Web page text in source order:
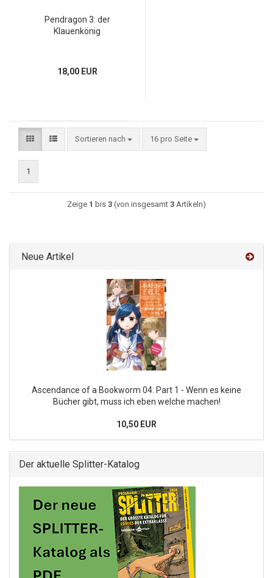
Pendragon 3: der
Klauenkönig
18,00 EUR
Sortieren nach 16 pro Seite
1
Zeige 1 bis 3 (von insgesamt 3 Artikeln)
Neue Artikel
Ascendance of a Bookworm 04: Part 1 - Wenn es keine
Bücher gibt, muss ich eben welche machen!
10,50 EUR
Der aktuelle Splitter-Katalog